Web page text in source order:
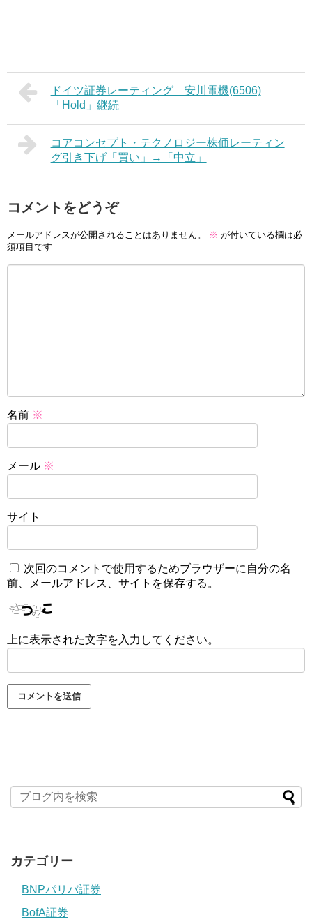
ドイツ証券レーティング 安川電機(6506)
「Hold」継続
コアコンセプト・テクノロジー株価レーティン
グ引き下げ「買い」→「中立」
コメントをどうぞ
メールアドレスが公開されることはありません。 ※ が付いている欄は必
須項目です
名前 ※
メール ※
サイト
次回のコメントで使用するためブラウザーに自分の名
前、メールアドレス、サイトを保存する。
上に表示された文字を入力してください。
カテゴリー
BNPパリバ証券
BofA証券